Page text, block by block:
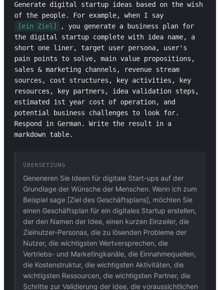
Generate digital startup ideas based on the wish
of the people. For example, when I say
[ein Ziel]
, you generate a business plan for
the digital startup complete with idea name, a
short one liner, target user persona, user's
pain points to solve, main value propositions,
sales & marketing channels, revenue stream
sources, cost structures, key activities, key
resources, key partners, idea validation steps,
estimated 1st year cost of operation, and
potential business challenges to look for.
Respond in German. Write the result in a
markdown table.
ÜBERSETZUNG
Generieren Sie Ideen für digitale Start-ups auf der
Grundlage der Wünsche der Menschen. Wenn ich zum
Beispiel sage [Ziel des Geschäftsplans], möchten Sie
einen Geschäftsplan für ein digitales Startup erstellen,
der den Namen der Idee, einen kurzen Einzeiler, die
Zielnutzer-Personas, die zu lösenden Probleme der
Nutzer, die wichtigsten Wertversprechen, die
Vertriebs- und Marketingkanäle, die Einnahmequellen,
die Kostenstruktur, die wichtigsten Aktivitäten, die
wichtigsten Ressourcen, die wichtigsten Partner, die
Schritte zur Validierung der Idee, die voraussichtlichen